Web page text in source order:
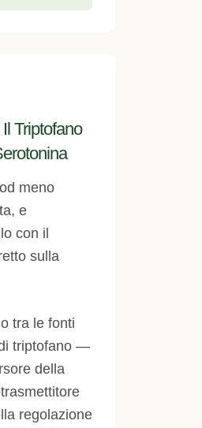
Triptofano
meno
e
con il
sulla
tra le fonti
triptofano —
della
regolazione